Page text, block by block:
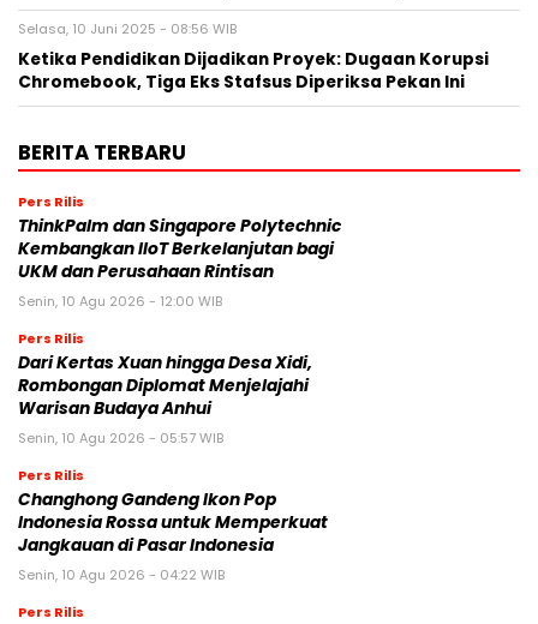
Selasa, 10 Juni 2025 - 08:56 WIB
Ketika Pendidikan Dijadikan Proyek: Dugaan Korupsi
Chromebook, Tiga Eks Stafsus Diperiksa Pekan Ini
BERITA TERBARU
Pers Rilis
ThinkPalm dan Singapore Polytechnic
Kembangkan IIoT Berkelanjutan bagi
UKM dan Perusahaan Rintisan
Senin, 10 Agu 2026 - 12:00 WIB
Pers Rilis
Dari Kertas Xuan hingga Desa Xidi,
Rombongan Diplomat Menjelajahi
Warisan Budaya Anhui
Senin, 10 Agu 2026 - 05:57 WIB
Pers Rilis
Changhong Gandeng Ikon Pop
Indonesia Rossa untuk Memperkuat
Jangkauan di Pasar Indonesia
Senin, 10 Agu 2026 - 04:22 WIB
Pers Rilis